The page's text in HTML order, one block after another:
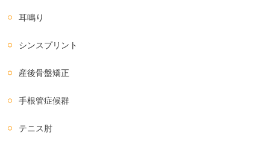
耳鳴り
シンスプリント
産後骨盤矯正
手根管症候群
テニス肘